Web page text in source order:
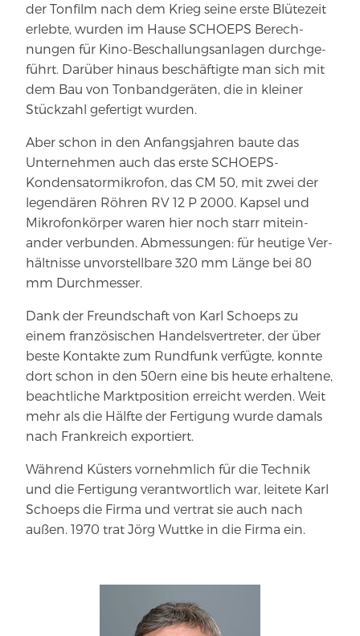
der Tonfilm nach dem Krieg seine erste Blü­tezeit
erlebte, wurden im Hause SCHOEPS Berech­
nungen für Kino-​Beschallungsanlagen durch­ge­
führt. Darüber hinaus beschäf­tigte man sich mit
dem Bau von Ton­band­ge­räten, die in kleiner
Stückzahl gefertigt wurden.
Aber schon in den Anfangsjahren baute das
Unternehmen auch das erste SCHOEPS-
Kondensatormikrofon, das CM 50, mit zwei der
legen­dären Röhren RV 12 P 2000. Kapsel und
Mikro­fon­körper waren hier noch starr mit­ein­
ander ver­bunden. Abmes­sungen: für heutige Ver­
hält­nisse unvor­stellbare 320 mm Länge bei 80
mm Durchmesser.
Dank der Freund­schaft von Karl Schoeps zu
einem französischen Han­dels­ver­treter, der über
beste Kontakte zum Rundfunk verfügte, konnte
dort schon in den 50ern eine bis heute erhaltene,
beacht­liche Markt­po­sition erreicht werden. Weit
mehr als die Hälfte der Fer­tigung wurde damals
nach Frank­reich exportiert.
Während Küsters vor­nehmlich für die Technik
und die Fer­tigung ver­ant­wortlich war, leitete Karl
Schoeps die Firma und vertrat sie auch nach
außen. 1970 trat Jörg Wuttke in die Firma ein.